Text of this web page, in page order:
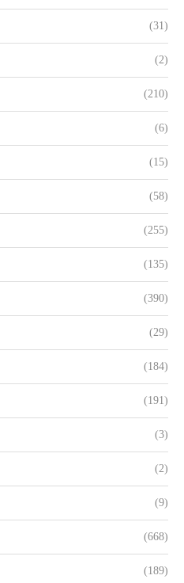
(31)
(2)
(210)
(6)
(15)
(58)
(255)
(135)
(390)
(29)
(184)
(191)
(3)
(2)
(9)
(668)
(189)